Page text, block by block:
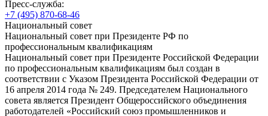
Пресс-служба:
+7 (495) 870-68-46
Национальный совет
Национальный совет при Президенте РФ по
профессиональным квалификациям
Национальный совет при Президенте Российской Федерации
по профессиональным квалификациям был создан в
соответствии с Указом Президента Российской Федерации от
16 апреля 2014 года № 249. Председателем Национального
совета является Президент Общероссийского объединения
работодателей «Российский союз промышленников и